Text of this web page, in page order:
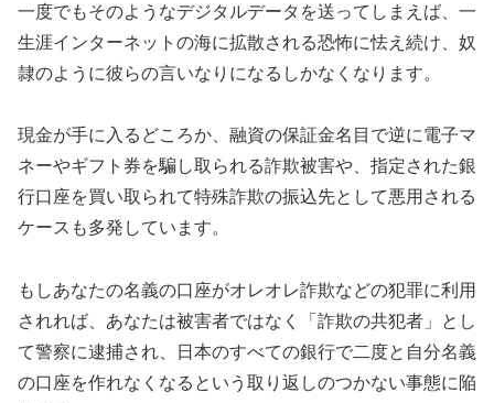
一度でもそのようなデジタルデータを送ってしまえば、一
生涯インターネットの海に拡散される恐怖に怯え続け、奴
隷のように彼らの言いなりになるしかなくなります。
現金が手に入るどころか、融資の保証金名目で逆に電子マ
ネーやギフト券を騙し取られる詐欺被害や、指定された銀
行口座を買い取られて特殊詐欺の振込先として悪用される
ケースも多発しています。
もしあなたの名義の口座がオレオレ詐欺などの犯罪に利用
されれば、あなたは被害者ではなく「詐欺の共犯者」とし
て警察に逮捕され、日本のすべての銀行で二度と自分名義
の口座を作れなくなるという取り返しのつかない事態に陥